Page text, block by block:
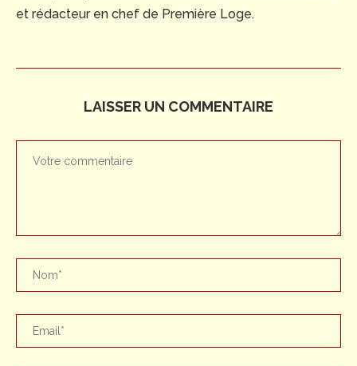
et rédacteur en chef de Première Loge.
LAISSER UN COMMENTAIRE